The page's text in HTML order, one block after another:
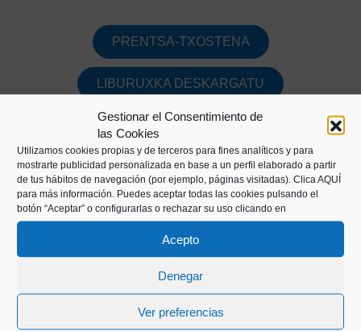
Gestionar el Consentimiento de
las Cookies
Utilizamos cookies propias y de terceros para fines analíticos y para
mostrarte publicidad personalizada en base a un perfil elaborado a partir
de tus hábitos de navegación (por ejemplo, páginas visitadas). Clica AQUÍ
para más información. Puedes aceptar todas las cookies pulsando el
botón “Aceptar” o configurarlas o rechazar su uso clicando en
Acepto
Denegar
Ver preferencias
PRENTSA-TXOSTENA
LIBURUXKA DESKARGATU
[soliloquy id="5283"]
Kaiko pasealekua, 24